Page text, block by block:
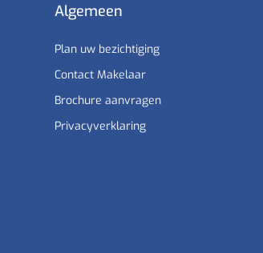
Algemeen
Plan uw bezichtiging
Contact Makelaar
Brochure aanvragen
Privacyverklaring